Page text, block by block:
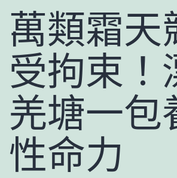
容萬類霜天
受拘束！
羌塘一包
性命力